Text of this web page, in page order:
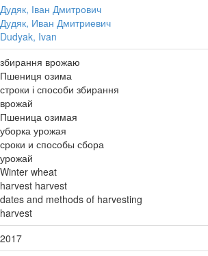
Дудяк, Іван Дмитрович
Дудяк, Иван Дмитриевич
Dudyak, Ivan
збирання врожаю
Пшениця озима
строки і способи збирання
врожай
Пшеница озимая
уборка урожая
сроки и способы сбора
урожай
Winter wheat
harvest harvest
dates and methods of harvesting
harvest
2017